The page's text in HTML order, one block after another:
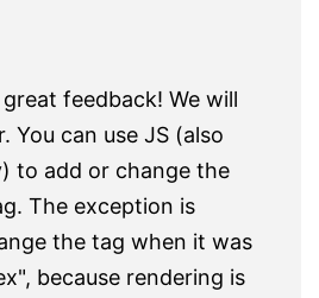
feedback! We will
You can use JS (also
to add or change the
The exception is
the tag when it was
because rendering is